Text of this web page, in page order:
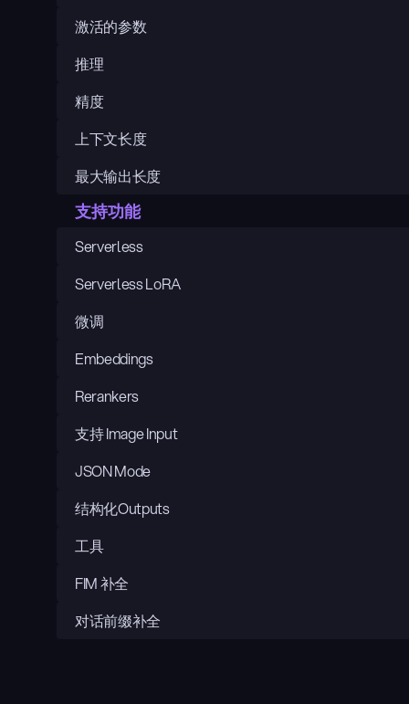
激活的参数
推理
精度
上下文长度
最大输出长度
支持功能
Serverless
Serverless LoRA
微调
Embeddings
Rerankers
支持 Image Input
JSON Mode
结构化Outputs
工具
FIM 补全
对话前缀补全